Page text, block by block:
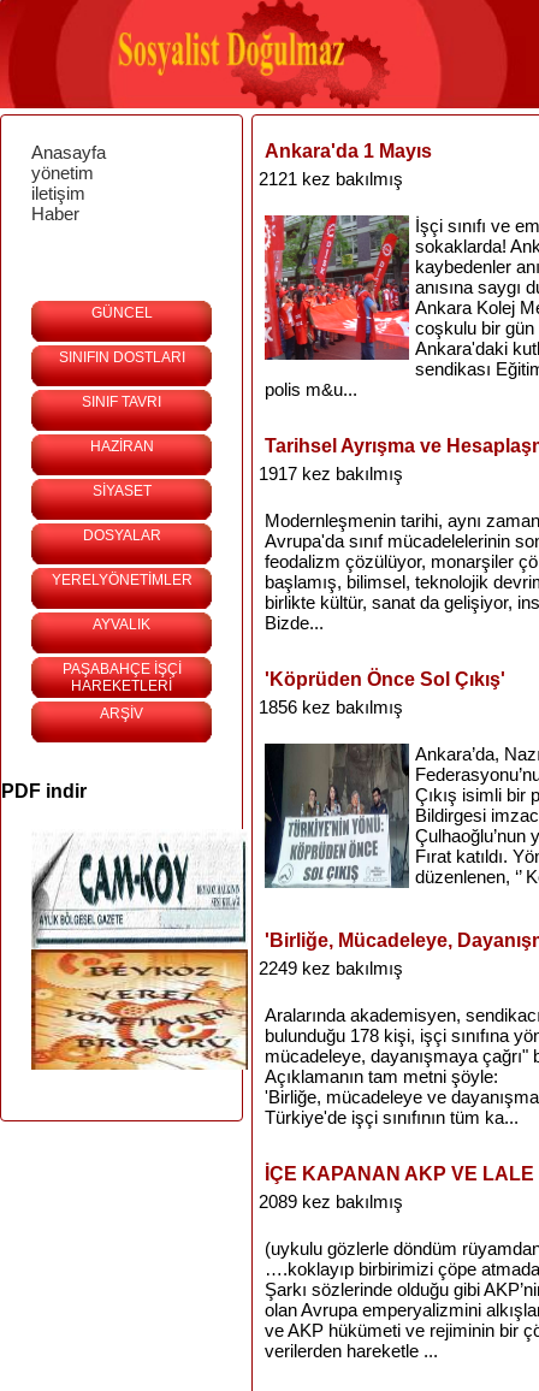
Anasayfa
yönetim
iletişim
Haber
GÜNCEL
SINIFIN DOSTLARI
SINIF TAVRI
HAZİRAN
SİYASET
DOSYALAR
YERELYÖNETİMLER
AYVALIK
PAŞABAHÇE İŞÇİ
HAREKETLERİ
ARŞİV
PDF indir
Ankara'da 1 Mayıs
2121 kez bakılmış
İşçi sınıfı ve
sokaklarda!
kaybedenler
anısına saygı
Ankara Kolej
coşkulu bir gün
Ankara'daki
sendikası
polis m&u...
Tarihsel Ayrışma ve
1917 kez bakılmış
Modernleşmenin tarihi, aynı
Avrupa'da sınıf mücadelelerinin
feodalizm çözülüyor, monarşiler
başlamış, bilimsel, teknolojik
birlikte kültür, sanat da gelişiyor,
Bizde...
'Köprüden Önce Sol Çıkış'
1856 kez bakılmış
Ankara’da,
Çıkış isimli bir
Bildirgesi
Çulhaoğlu’nun
Fırat katıldı.
düzenlenen, ‘’
'Birliğe, Mücadeleye,
2249 kez bakılmış
Aralarında akademisyen,
bulunduğu 178 kişi, işçi sınıfına
mücadeleye, dayanışmaya çağrı"
Açıklamanın tam metni şöyle:
'Birliğe, mücadeleye ve
Türkiye'de işçi sınıfının tüm ka...
İÇE KAPANAN AKP VE
2089 kez bakılmış
(uykulu gözlerle döndüm
….koklayıp birbirimizi çöpe
Şarkı sözlerinde olduğu gibi
olan Avrupa emperyalizmini
ve AKP hükümeti ve rejiminin bir
verilerden hareketle ...